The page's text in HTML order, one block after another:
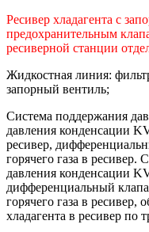
Ресивер хладагента с
предохранительным
ресиверной станции
Жидкостная линия:
запорный вентиль;
Система поддержания
давления конденсации
ресивер,
горячего газа в ресивер.
давления конденсации
дифференциальный
горячего газа в
хладагента в ресивер по